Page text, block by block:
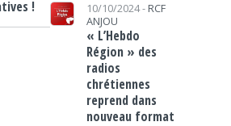
!
10/10/2024 - RCF
ANJOU
« L’Hebdo
Région » des
radios
chrétiennes
reprend dans
nouveau format